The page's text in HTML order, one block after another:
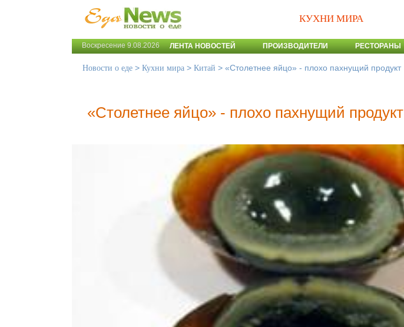
КУХНИ МИРА
Воскресение 9.08.2026 ЛЕНТА НОВОСТЕЙ ПРОИЗВОДИТЕЛИ РЕСТОРАНЫ
Новости о еде > Кухни мира > Китай > «Столетнее яйцо» - плохо пахнущий продукт
«Столетнее яйцо» - плохо пахнущий продукт